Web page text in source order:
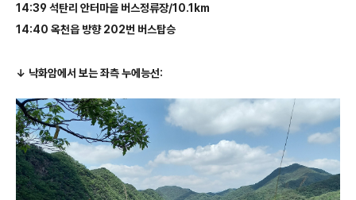
14:39 석탄리 안터마을 버스정류장/10.1km
14:40 옥천읍 방향202번 버스탑승
↓ 낙화암에서 보는 좌측 누에능선: